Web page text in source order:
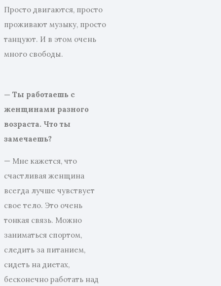
Просто двигаются, просто
проживают музыку, просто
танцуют. И в этом очень
много свободы.
— Ты работаешь с
женщинами разного
возраста. Что ты
замечаешь?
— Мне кажется, что
счастливая женщина
всегда лучше чувствует
свое тело. Это очень
тонкая связь. Можно
заниматься спортом,
следить за питанием,
сидеть на диетах,
бесконечно работать над